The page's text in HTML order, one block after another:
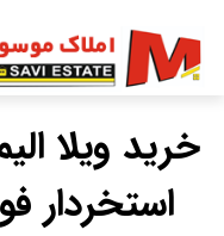
استخردار